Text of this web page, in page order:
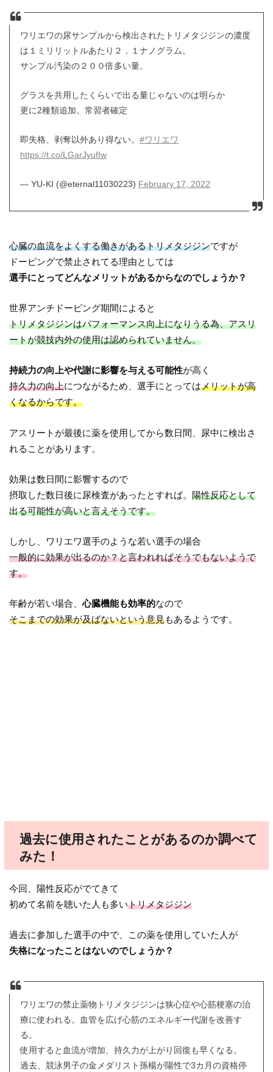
ワリエワの尿サンプルから検出されたトリメタジジンの濃度
は１ミリリットルあたり２．１ナノグラム。
サンプル汚染の２００倍多い量。
グラスを共用したくらいで出る量じゃないのは明らか
更に2種類追加。常習者確定
即失格、剥奪以外あり得ない。 #ワリエワ
https://t.co/LGarJyufIw
— YU-KI (@eternal11030223) February 17, 2022
心臓の血流をよくする働きがあるトリメタジジンですが
ドーピングで禁止されてる理由としては
選手にとってどんなメリットがあるからなのでしょうか？
世界アンチドーピング期間によると
トリメタジジンはパフォーマンス向上になりうる為、アスリ
ートが競技内外の使用は認められていません。
持続力の向上や代謝に影響を与える可能性が高く
持久力の向上につながるため、選手にとってはメリットが高
くなるからです。
アスリートが最後に薬を使用してから数日間、尿中に検出さ
れることがあります。
効果は数日間に影響するので
摂取した数日後に尿検査があったとすれば。陽性反応として
出る可能性が高いと言えそうです。
しかし、ワリエワ選手のような若い選手の場合
一般的に効果が出るのか？と言われればそうでもないようで
す。
年齢が若い場合、心臓機能も効率的なので
そこまでの効果が及ばないという意見もあるようです。
過去に使用されたことがあるのか調べて
みた！
今回、陽性反応がでてきて
初めて名前を聴いた人も多いトリメタジジン
過去に参加した選手の中で、この薬を使用していた人が
失格になったことはないのでしょうか？
ワリエワの禁止薬物トリメタジジンは狭心症や心筋梗塞の治
療に使われる。血管を広げ心筋のエネルギー代謝を改善す
る。
使用すると血流が増加、持久力が上がり回復も早くなる。
過去、競泳男子の金メダリスト孫楊が陽性で3カ月の資格停